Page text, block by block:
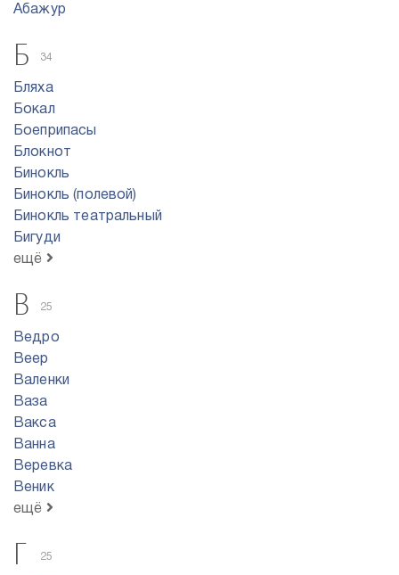
Абажур
Б 34
Бляха
Бокал
Боеприпасы
Блокнот
Бинокль
Бинокль (полевой)
Бинокль театральный
Бигуди
ещё
В 25
Ведро
Веер
Валенки
Ваза
Вакса
Ванна
Веревка
Веник
ещё
Г 25